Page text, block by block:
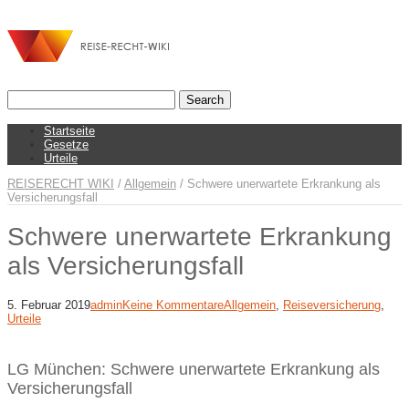
Startseite
Gesetze
Urteile
REISERECHT WIKI / Allgemein / Schwere unerwartete Erkrankung als
Versicherungsfall
Schwere unerwartete Erkrankung
als Versicherungsfall
5. Februar 2019adminKeine KommentareAllgemein Reiseversicherung
Urteile
LG München: Schwere unerwartete Erkrankung als
Versicherungsfall